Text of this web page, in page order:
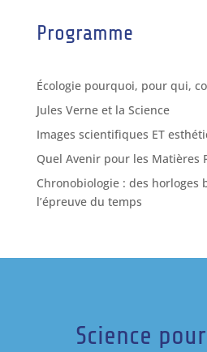
Programme
Écologie pourquoi, pour qui,
Jules Verne et la Science
Images scientifiques ET
Quel Avenir pour les Matières
Chronobiologie : des horloges
l’épreuve du temps
Science